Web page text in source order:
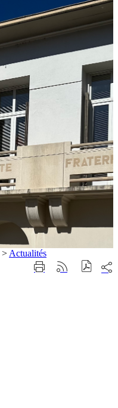
> Actualités
ImprimerGénérer
sur